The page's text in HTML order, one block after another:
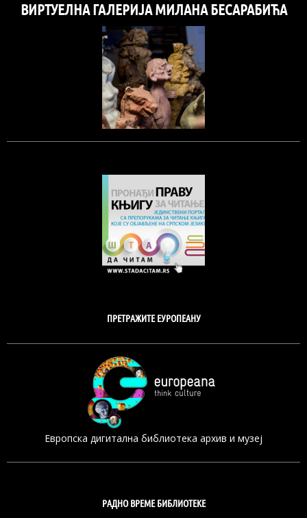
ВИРТУЕЛНА ГАЛЕРИЈА МИЛАНА БЕСАРАБИЋА
ПРЕТРАЖИТЕ ЕУРОПЕАНУ
Европска дигитална библиотека архив и музеј
РАДНО ВРЕМЕ БИБЛИОТЕКЕ